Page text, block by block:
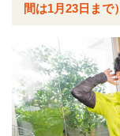
間は1月23日まで）